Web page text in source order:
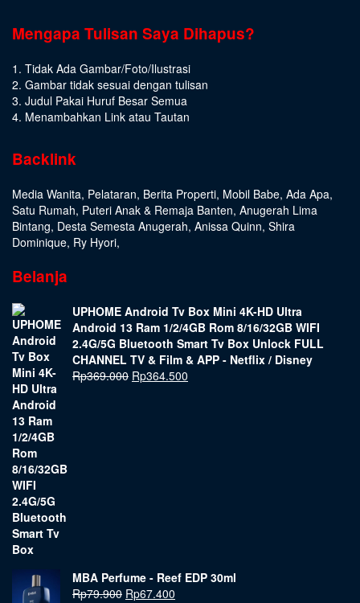
Mengapa Tulisan Saya Dihapus?
1. Tidak Ada Gambar/Foto/Ilustrasi
2. Gambar tidak sesuai dengan tulisan
3. Judul Pakai Huruf Besar Semua
4. Menambahkan Link atau Tautan
Backlink
Media Wanita, Pelataran, Berita Properti, Mobil Babe, Ada Apa,
Satu Rumah, Puteri Anak & Remaja Banten, Anugerah Lima
Bintang, Desta Semesta Anugerah, Anissa Quinn, Shira
Dominique, Ry Hyori,
Belanja
UPHOME Android Tv Box Mini 4K-HD Ultra
Android 13 Ram 1/2/4GB Rom 8/16/32GB WIFI
2.4G/5G Bluetooth Smart Tv Box Unlock FULL
CHANNEL TV & Film & APP - Netflix / Disney
Rp369.000 Rp364.500
MBA Perfume - Reef EDP 30ml
Rp79.900 Rp67.400